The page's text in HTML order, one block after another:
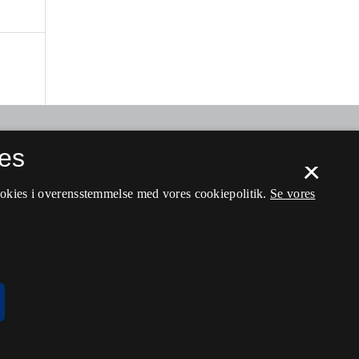
×
i overensstemmelse med vores cookiepolitik. Se vores